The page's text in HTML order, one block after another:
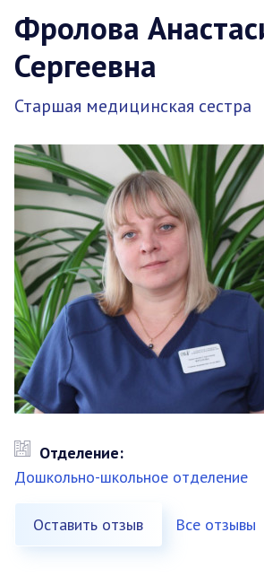
Фролова
Сергеевна
Старшая медицинская сестра
Отделение:
Дошкольно-школьное отделение
Оставить отзыв Все отзывы